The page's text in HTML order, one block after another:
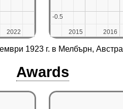
2022
2022 2015
2015 2016
2016
-0.5
-0.5
1923 г. в Мелбърн,
Awards